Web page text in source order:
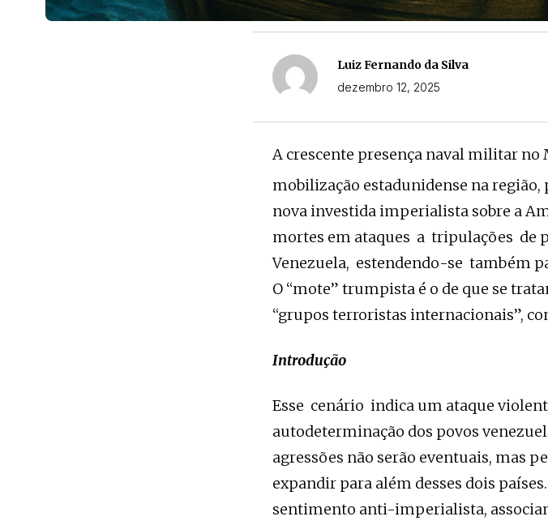
Luiz Fernando da Silva
dezembro 12, 2025
A crescente presença naval militar no
mobilização estadunidense na região,
nova investida imperialista sobre a
mortes em ataques a tripulações de
Venezuela, estendendo-se também
O “mote” trumpista é o de que se
“grupos terroristas internacionais”,
Introdução
Esse cenário indica um ataque
autodeterminação dos povos
agressões não serão eventuais, mas
expandir para além desses dois
sentimento anti-imperialista,